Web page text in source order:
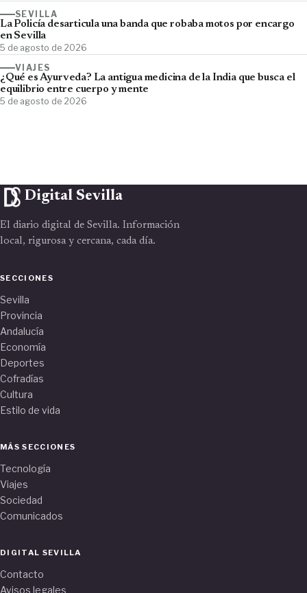
SEVILLA
La Policía desarticula una banda que robaba motos por encargo
en Sevilla
5 de agosto de 2026
VIAJES
¿Qué es Ayurveda? La antigua medicina de la India que busca el
equilibrio entre cuerpo y mente
5 de agosto de 2026
Digital Sevilla
El diario digital de Sevilla. Información
local, rigurosa y cercana, cada día.
SECCIONES
Sevilla
Provincia
Andalucía
Economía
Deportes
Cofradías
Cultura
Estilo de vida
MÁS SECCIONES
Tecnología
Viajes
Sociedad
Comunicados
DIGITAL SEVILLA
Contacto
Avisos legales